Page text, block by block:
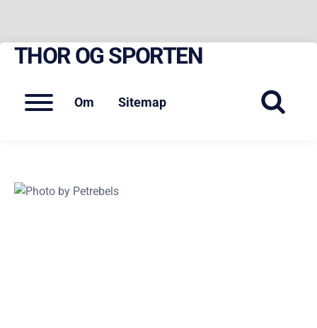
SkipTHOR OG SPORTEN
Menu
Om Sitemap